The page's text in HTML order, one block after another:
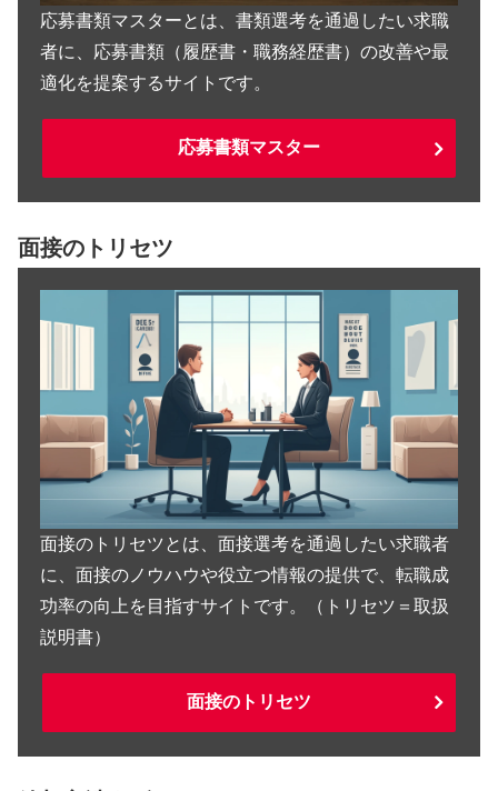
応募書類マスターとは、書類選考を通過したい求職
者に、応募書類（履歴書・職務経歴書）の改善や最
適化を提案するサイトです。
応募書類マスター
面接のトリセツ
面接のトリセツとは、面接選考を通過したい求職者
に、面接のノウハウや役立つ情報の提供で、転職成
功率の向上を目指すサイトです。（トリセツ＝取扱
説明書）
面接のトリセツ